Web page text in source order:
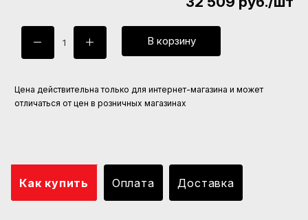
В корзину
Цена действительна только для интернет-магазина и может
отличаться от цен в розничных магазинах
Как купить Оплата Доставка